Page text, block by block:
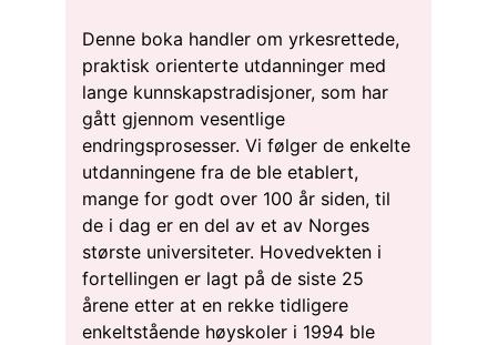
Denne boka handler om yrkesrettede,
praktisk orienterte utdanninger med
lange kunnskapstradisjoner, som har
gått gjennom vesentlige
endringsprosesser. Vi følger de enkelte
utdanningene fra de ble etablert,
mange for godt over 100 år siden, til
de i dag er en del av et av Norges
største universiteter. Hovedvekten i
fortellingen er lagt på de siste 25
årene etter at en rekke tidligere
enkeltstående høyskoler i 1994 ble